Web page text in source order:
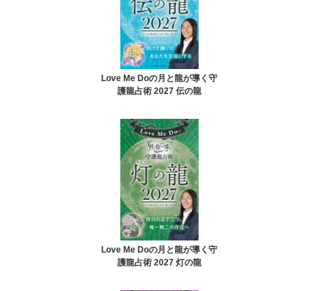
Love Me Doの月と龍が導く守
護龍占術 2027 伝の龍
Love Me Doの月と龍が導く守
護龍占術 2027 灯の龍